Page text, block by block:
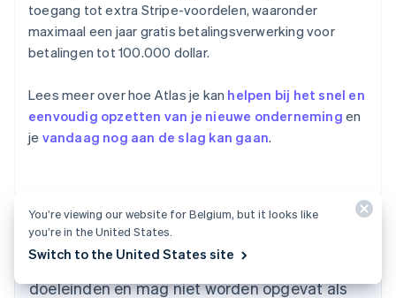
toegang tot extra Stripe-voordelen, waaronder
maximaal een jaar gratis betalingsverwerking voor
betalingen tot 100.000 dollar.
Lees meer over hoe Atlas je kan helpen bij het snel en
eenvoudig opzetten van je nieuwe onderneming en
je vandaag nog aan de slag kan gaan.
De inhoud van dit artikel is uitsluitend bedoeld
voor algemene informatieve en educatieve
doeleinden en mag niet worden opgevat als
Australië
Brazilië
PortuguêsEnglish
Bulgarije
Canada
You’re viewing our website for Belgium, but it looks like
you’re in the United States.
Switch to the United States site